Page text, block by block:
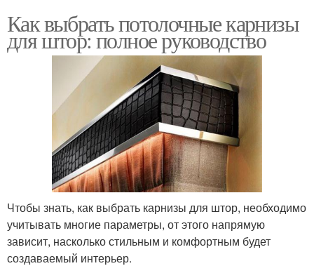
Как выбрать потолочные карнизы
для штор: полное руководство
Чтобы знать, как выбрать карнизы для штор, необходимо
учитывать многие параметры, от этого напрямую
зависит, насколько стильным и комфортным будет
создаваемый интерьер.